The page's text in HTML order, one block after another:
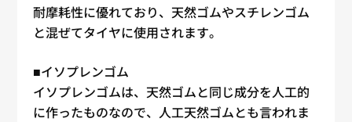
耐摩耗性に優れており、天然ゴムやスチレンゴム
と混ぜてタイヤに使用されます。
■イソプレンゴム
イソプレンゴムは、天然ゴムと同じ成分を人工的
に作ったものなので、人工天然ゴムとも言われま